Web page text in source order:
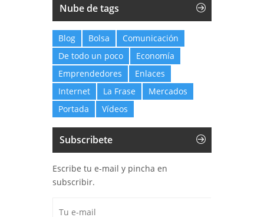
Nube de tags
Blog Bolsa
Comunicación
De todo un poco
Economía
Emprendedores
Enlaces
Internet
La Frase
Mercados
Portada
Vídeos
Subscribete
Escribe tu e-mail y pincha en
subscribir.